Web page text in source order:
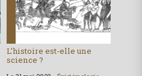
L’histoire est-elle une
science ?